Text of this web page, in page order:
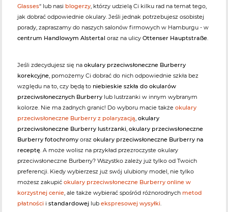
Glasses“ lub nasi blogerzy, którzy udzielą Ci kilku rad na temat tego,
jak dobrać odpowiednie okulary. Jeśli jednak potrzebujesz osobistej
porady, zapraszamy do naszych salonów firmowych w Hamburgu - w
centrum Handlowym Alstertal oraz na ulicy Ottenser Hauptstraße.
Jeśli zdecydujesz się na okulary przeciwsłoneczne Burberry
korekcyjne, pomożemy Ci dobrać do nich odpowiednie szkła bez
względu na to, czy będą to niebieskie szkła do okularów
przeciwsłonecznych Burberry lub lustrzanki w innym wybranym
kolorze. Nie ma żadnych granic! Do wyboru macie także okulary
przeciwsłoneczne Burberry z polaryzacją, okulary
przeciwsłoneczne Burberry lustrzanki, okulary przeciwsłoneczne
Burberry fotochromy oraz okulary przeciwsłoneczne Burberry na
receptę. A może wolisz na przykład przezroczyste okulary
przeciwsłoneczne Burberry? Wszystko zależy już tylko od Twoich
preferencji. Kiedy wybierzesz już swój ulubiony model, nie tylko
możesz zakupić okulary przeciwsłoneczne Burberry online w
korzystnej cenie, ale także wybierać spośród różnorodnych metod
płatności i standardowej lub ekspresowej wysyłki.